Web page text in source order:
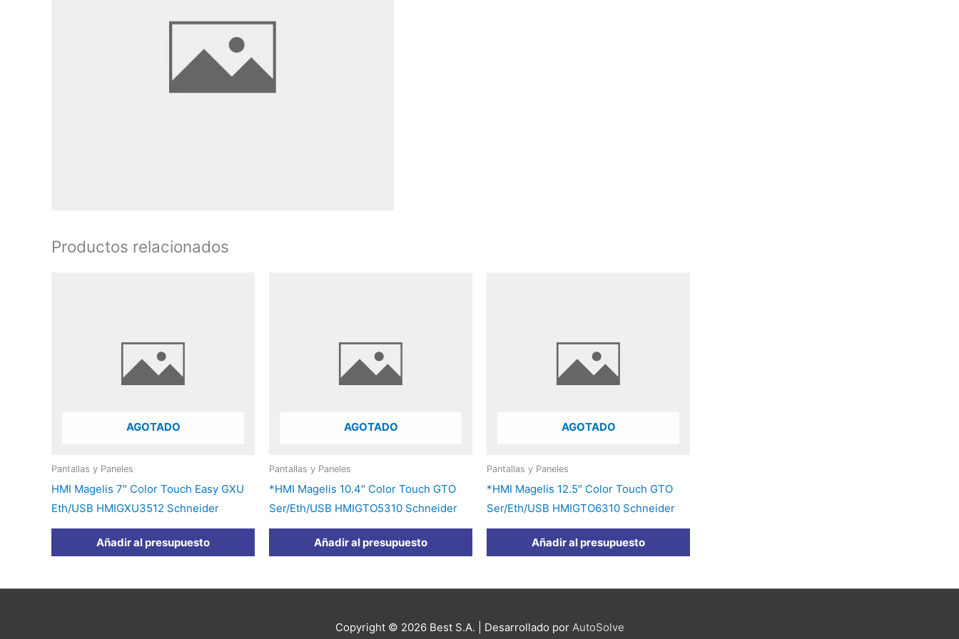
Productos relacionados
AGOTADO
Pantallas y Paneles
HMI Magelis 7″ Color Touch Easy GXU
Eth/USB HMIGXU3512 Schneider
Añadir al presupuesto
AGOTADO
Pantallas y Paneles
*HMI Magelis 10.4″ Color Touch GTO
Ser/Eth/USB HMIGTO5310 Schneider
Añadir al presupuesto
AGOTADO
Pantallas y Paneles
*HMI Magelis 12.5″ Color Touch GTO
Ser/Eth/USB HMIGTO6310 Schneider
Añadir al presupuesto
Copyright © 2026 Best S.A. | Desarrollado por AutoSolve